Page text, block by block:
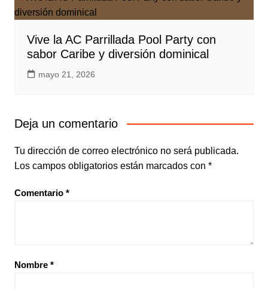
Vive la AC Parrillada Pool Party con
sabor Caribe y diversión dominical
mayo 21, 2026
Deja un comentario
Tu dirección de correo electrónico no será publicada.
Los campos obligatorios están marcados con *
Comentario *
Nombre *